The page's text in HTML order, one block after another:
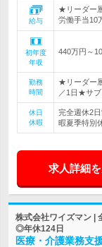
給与
★リーダー
労働手当10
初年度
年収
440万円～
勤務
時間
★リーダー
／1日★サ
休日
休暇
完全週休2
暇夏季特別
求人詳細
株式会社ワイズマン |
◎年休124日
医療・介護業務支